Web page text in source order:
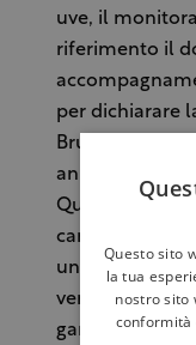
uve, il
riferimento il
per dichiarare
Brunello di
annata.
Quando
campagna,
una parte è
venduta
garantendo in
Questo sito
la tua
nostro sito
conformità